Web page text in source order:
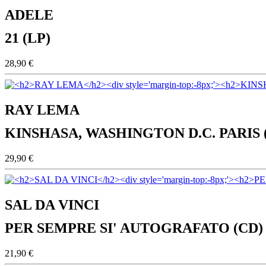
ADELE
21 (LP)
28,90 €
RAY LEMA
KINSHASA, WASHINGTON D.C. PARIS
29,90 €
SAL DA VINCI
PER SEMPRE SI' AUTOGRAFATO (CD)
21,90 €